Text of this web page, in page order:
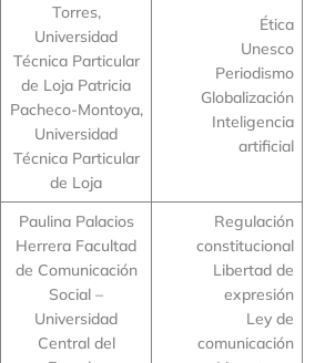
Torres,
Universidad
Técnica Particular
de Loja Patricia
Pacheco-Montoya,
Universidad
Técnica Particular
de Loja
Ética
Unesco
Periodismo
Globalización
Inteligencia
artificial
Paulina Palacios
Herrera Facultad
de Comunicación
Social –
Universidad
Central del
Regulación
constitucional
Libertad de
expresión
Ley de
comunicación